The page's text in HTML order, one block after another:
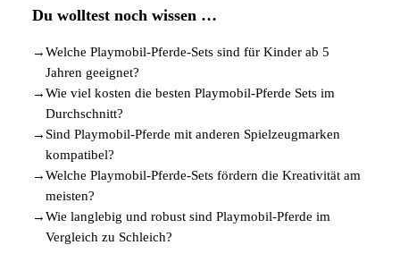
Du wolltest noch wissen …
→Welche Playmobil-Pferde-Sets sind für Kinder ab 5
Jahren geeignet?
→Wie viel kosten die besten Playmobil-Pferde Sets im
Durchschnitt?
→ Sind Playmobil-Pferde mit anderen Spielzeugmarken
kompatibel?
→Welche Playmobil-Pferde-Sets fördern die Kreativität am
meisten?
→Wie langlebig und robust sind Playmobil-Pferde im
Vergleich zu Schleich?